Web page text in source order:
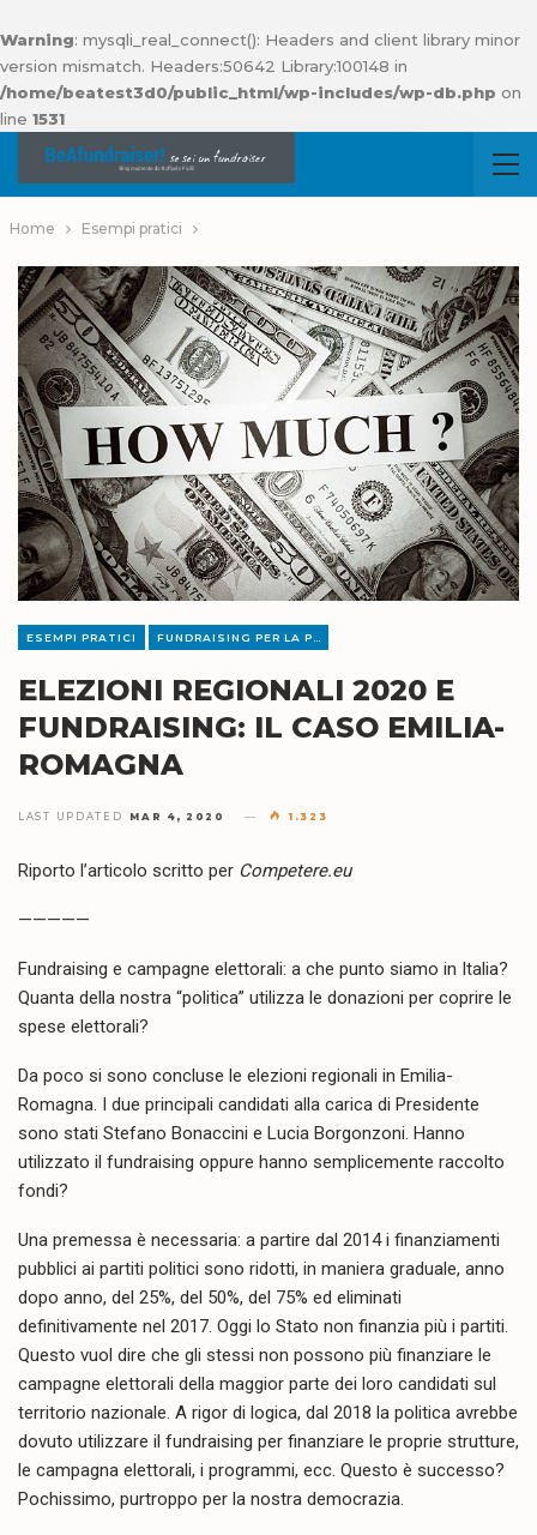
Warning: mysqli_real_connect(): Headers and client library minor
version mismatch. Headers:50642 Library:100148 in
/home/beatest3d0/public_html/wp-includes/wp-db.php on
line 1531
Home Esempi pratici
ESEMPI PRATICI
ELEZIONI REGIONALI 2020 E
FUNDRAISING: IL CASO EMILIA-
ROMAGNA
LAST UPDATED MAR 4, 2020 1.323
Riporto l’articolo scritto per Competere.eu
—————
Fundraising e campagne elettorali: a che punto siamo in Italia?
Quanta della nostra “politica” utilizza le donazioni per coprire le
spese elettorali?
Da poco si sono concluse le elezioni regionali in Emilia-
Romagna. I due principali candidati alla carica di Presidente
sono stati Stefano Bonaccini e Lucia Borgonzoni. Hanno
utilizzato il fundraising oppure hanno semplicemente raccolto
fondi?
Una premessa è necessaria: a partire dal 2014 i finanziamenti
pubblici ai partiti politici sono ridotti, in maniera graduale, anno
dopo anno, del 25%, del 50%, del 75% ed eliminati
definitivamente nel 2017. Oggi lo Stato non finanzia più i partiti.
Questo vuol dire che gli stessi non possono più finanziare le
campagne elettorali della maggior parte dei loro candidati sul
territorio nazionale. A rigor di logica, dal 2018 la politica avrebbe
dovuto utilizzare il fundraising per finanziare le proprie strutture,
le campagna elettorali, i programmi, ecc. Questo è successo?
Pochissimo, purtroppo per la nostra democrazia.